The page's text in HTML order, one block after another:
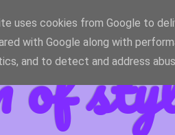
of
uses cookies from Google to
with Google along with
and to detect and address